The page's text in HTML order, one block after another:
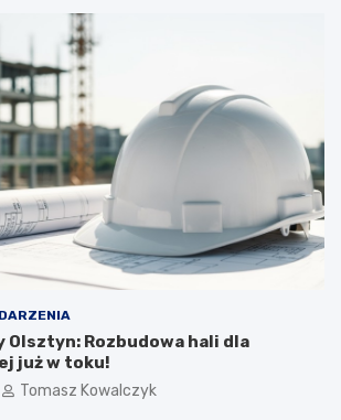
Olsztyn: Rozbudowa hali dla
już w toku!
Tomasz Kowalczyk